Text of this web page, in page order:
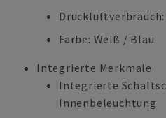
Druckluftverbrauch:
Farbe: Weiß / Blau
Integrierte Merkmale:
Integrierte
Innenbeleuchtung